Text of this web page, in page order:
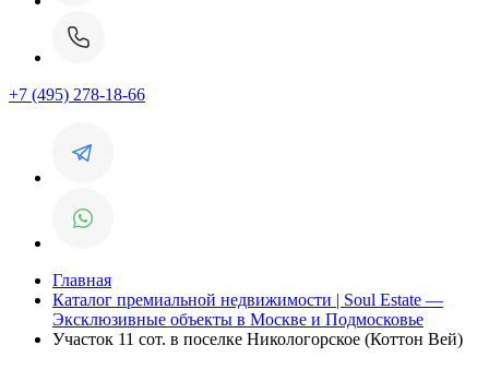
+7 (495) 278-18-66
Главная
Каталог премиальной недвижимости | Soul Estate —
Эксклюзивные объекты в Москве и Подмосковье
Участок 11 сот. в поселке Никологорское (Коттон Вей)